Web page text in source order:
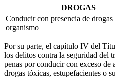
DROGAS
Conducir con presencia de drogas
organismo
Por su parte, el capítulo IV del
los delitos contra la seguridad del
penas por conducir con exceso
drogas tóxicas, estupefacientes o